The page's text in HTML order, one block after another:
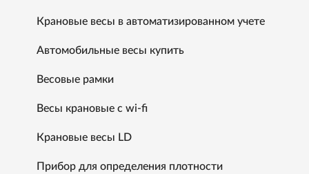
Крановые весы в автоматизированном учете
Автомобильные весы купить
Весовые рамки
Весы крановые с wi-fi
Крановые весы LD
Прибор для определения плотности